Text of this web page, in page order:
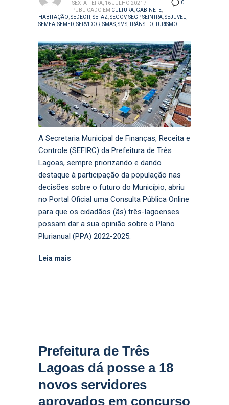
0
SEXTA-FEIRA, 16 JULHO 2021 /
PUBLICADO EM CULTURA GABINETE
HABITAÇÃO SEDECTI SEFAZ SEGOV, SEGP,SEINTRA SEJUVEL
SEMEA SEMED SERVIDOR SMAS SMS ,TRÂNSITO ,TURISMO
A Secretaria Municipal de Finanças, Receita e
Controle (SEFIRC) da Prefeitura de Três
Lagoas, sempre priorizando e dando
destaque à participação da população nas
decisões sobre o futuro do Município, abriu
no Portal Oficial uma Consulta Pública Online
para que os cidadãos (ãs) três-lagoenses
possam dar a sua opinião sobre o Plano
Plurianual (PPA) 2022-2025.
Leia mais
Prefeitura de Três
Lagoas dá posse a 18
novos servidores
aprovados em concurso